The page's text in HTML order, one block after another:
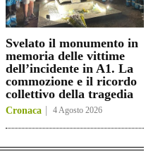
Svelato il monumento in
memoria delle vittime
dell’incidente in A1. La
commozione e il ricordo
collettivo della tragedia
Cronaca 4 Agosto 2026